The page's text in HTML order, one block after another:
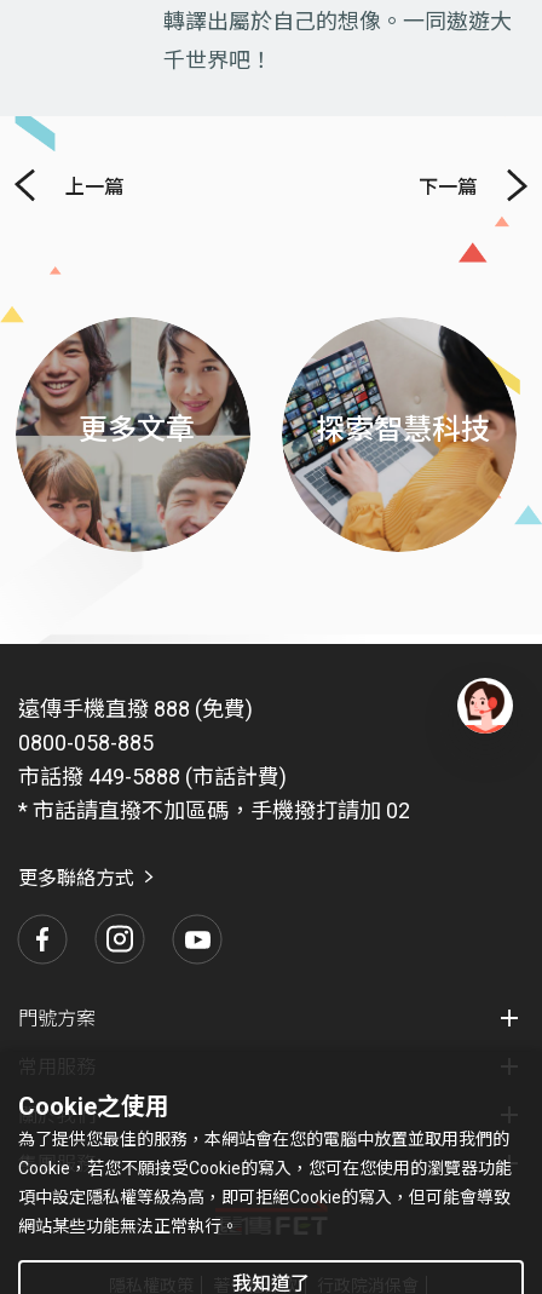
轉譯出屬於自己的想像。一同遨遊大
千世界吧！
上一篇 下一篇
Previous
更多文章 探索智慧科技
遠傳手機直撥 888 (免費)
0800-058-885
市話撥 449-5888 (市話計費)
* 市話請直撥不加區碼，手機撥打請加 02
更多聯絡方式
門號方案
關於我們
集團服務
著作權條款
Cookie之使用
為了提供您最佳的服務，本網站會在您的電腦中放置並取用我們的
Cookie，若您不願接受Cookie的寫入，您可在您使用的瀏覽器功能
項中設定隱私權等級為高，即可拒絕Cookie的寫入，但可能會導致
網站某些功能無法正常執行。
我知道了